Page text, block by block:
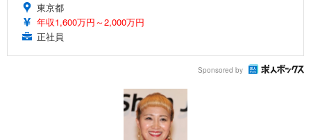
東京都
年収1,600万円～2,000万円
正社員
Sponsored by